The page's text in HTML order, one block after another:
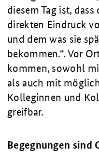
diesem Tag ist,
direkten Eindruck
und dem was sie
bekommen.“. Vor
kommen, sowohl
als auch mit
Kolleginnen und
greifbar.
Begegnungen sind